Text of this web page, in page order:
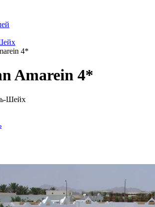
4*
Amarein 4*
Шейх